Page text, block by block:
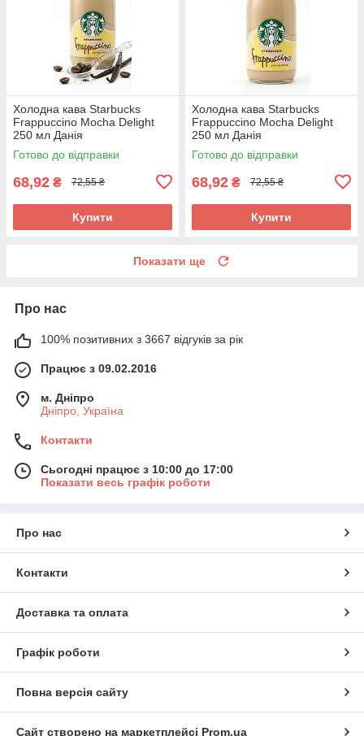
Холодна кава Starbucks
Frappuccino Mocha Delight
250 мл Данія
Готово до відправки
68,92 ₴ 72,55 ₴
Купити
Холодна кава Starbucks
Frappuccino Mocha Delight
250 мл Данія
Готово до відправки
68,92 ₴ 72,55 ₴
Купити
Показати ще
Про нас
100% позитивних з 3667 відгуків за рік
Працює з 09.02.2016
м. Дніпро
Дніпро, Україна
Контакти
Сьогодні працює з 10:00 до 17:00
Показати весь графік роботи
Про нас
Контакти
Доставка та оплата
Графік роботи
Повна версія сайту
Сайт створено на маркетплейсі Prom.ua